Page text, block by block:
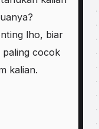
lho, biar
paling cocok
kalian.